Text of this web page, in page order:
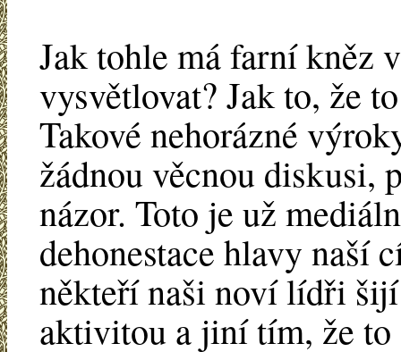
Jak tohle má farní kněz
vysvětlovat? Jak to, že
Takové nehorázné
žádnou věcnou
názor. Toto je už
dehonestace hlavy naší
někteří naši noví lídři
aktivitou a jiní tím, že